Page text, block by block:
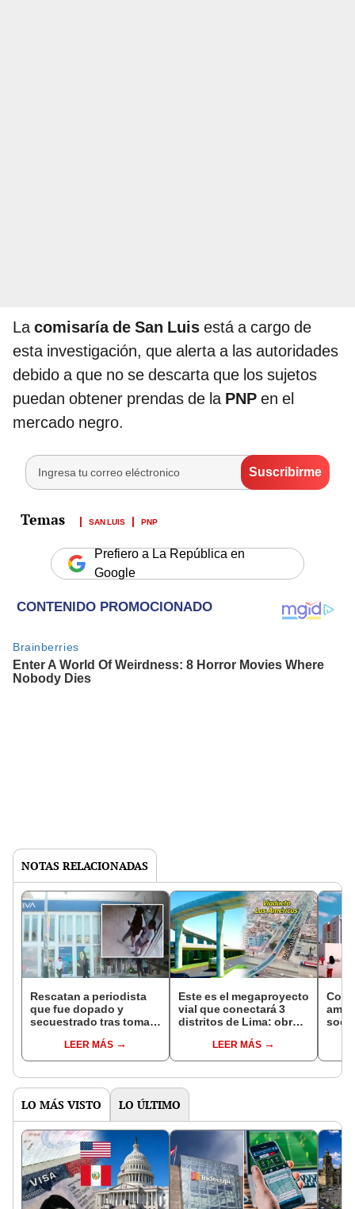
Lacomisaría de San Luis está a cargo de
esta investigación, que alerta a las autoridades
debido a que no se descarta que los sujetos
puedan obtener prendas de la PNP en el
mercado negro.
SAN LUIS PNP
Prefiero a La República en
Google
NOTAS RELACIONADAS
Rescatan a periodista
que fue dopado y
secuestrado tras tomar
San LuisLEER MÁS
Este es el megaproyecto
vial que conectará 3
distritos de Lima: obra
RepúblicaLEER MÁS
LO MÁS VISTO LO ÚLTIMO